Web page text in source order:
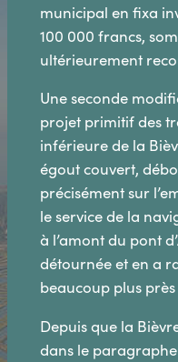
municipal en fixa
100 000 francs,
ultérieurement
Une seconde
projet primitif des
inférieure de la
égout couvert,
précisément sur
le service de la
à l’amont du pont
détournée et en a
beaucoup plus
Depuis que la
dans le